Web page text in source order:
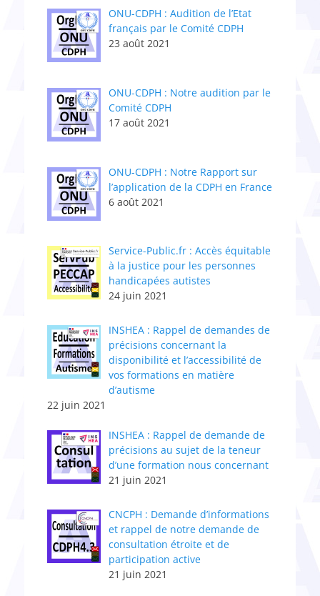
ONU-CDPH : Audition de l’Etat
français par le Comité CDPH
23 août 2021
ONU-CDPH : Notre audition par le
Comité CDPH
17 août 2021
ONU-CDPH : Notre Rapport sur
l’application de la CDPH en France
6 août 2021
Service-Public.fr : Accès équitable
à la justice pour les personnes
handicapées autistes
24 juin 2021
INSHEA : Rappel de demandes de
précisions concernant la
disponibilité et l’accessibilité de
vos formations en matière
d’autisme
22 juin 2021
INSHEA : Rappel de demande de
précisions au sujet de la teneur
d’une formation nous concernant
21 juin 2021
CNCPH : Demande d’informations
et rappel de notre demande de
consultation étroite et de
participation active
21 juin 2021